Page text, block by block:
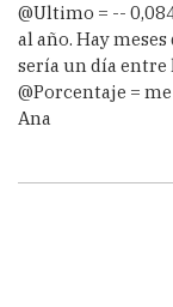
    (
        @FechaAAAAMMDD,
        @FechaDesde,
        @Año,
@Ultimo = --
al año. Hay
sería un día entre
@Porcentaje =
Ana